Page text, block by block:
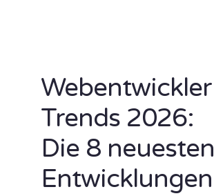
Webentwickler
Trends 2026:
Die 8 neuesten
Entwicklungen